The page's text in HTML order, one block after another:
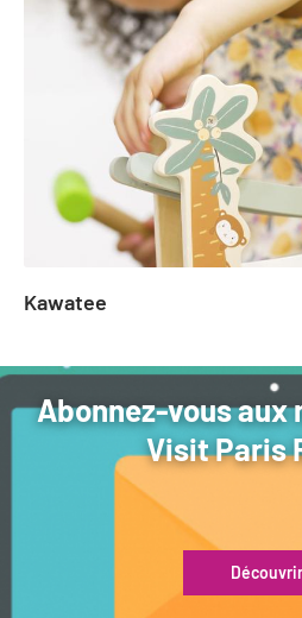
Kawatee
Abonnez-vous aux
Visit Paris
Découvrir